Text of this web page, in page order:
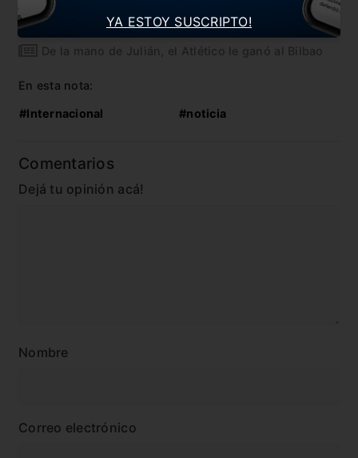
Dybala y sus elogios a su entrenador
De la mano de Julián, el Atlético le ganó al Bilbao
En esta nota:
#Internacional #noticia
Comentarios
Dejá tu opinión acá!
Nombre
Correo electrónico
YA ESTOY SUSCRIPTO!